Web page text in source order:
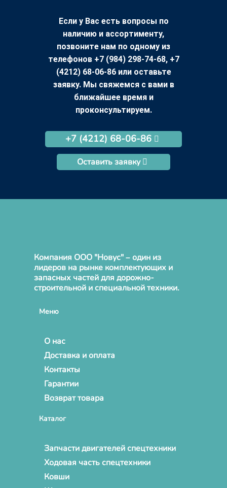
Если у Вас есть вопросы по
наличию и ассортименту,
позвоните нам по одному из
телефонов +7 (984) 298-74-68, +7
(4212) 68-06-86 или оставьте
заявку. Мы свяжемся с вами в
ближайшее время и
проконсультируем.
+7 (4212) 68-06-86
Оставить заявку
Компания ООО "Новус" – один из
лидеров на рынке комплектующих и
запасных частей для дорожно-
строительной и специальной техники.
Меню
О нас
Доставка и оплата
Контакты
Гарантии
Возврат товара
Каталог
Запчасти двигателей спецтехники
Ходовая часть спецтехники
Ковши